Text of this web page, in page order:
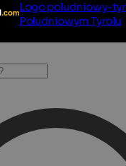
Logo poludniowy-
Południowym Tyrolu